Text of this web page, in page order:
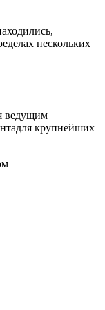
нескольких
ведущим
крупнейших